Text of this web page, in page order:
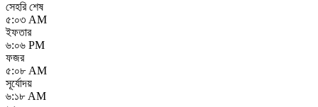
সেহরি শেষ
৫:০৩ AM
ইফতার
৬:০৬ PM
ফজর
৫:০৮ AM
সূর্যোদয়
৬:১৮ AM